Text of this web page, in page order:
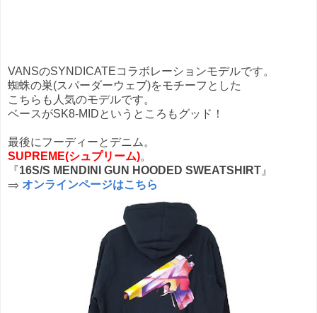
VANSのSYNDICATEコラボレーションモデルです。
蜘蛛の巣(スパーダーウェブ)をモチーフとした
こちらも人気のモデルです。
ベースがSK8-MIDというところもグッド！
最後にフーディーとデニム。
SUPREME(シュプリーム)。
『16S/S MENDINI GUN HOODED SWEATSHIRT 』
⇒ オンラインページはこちら